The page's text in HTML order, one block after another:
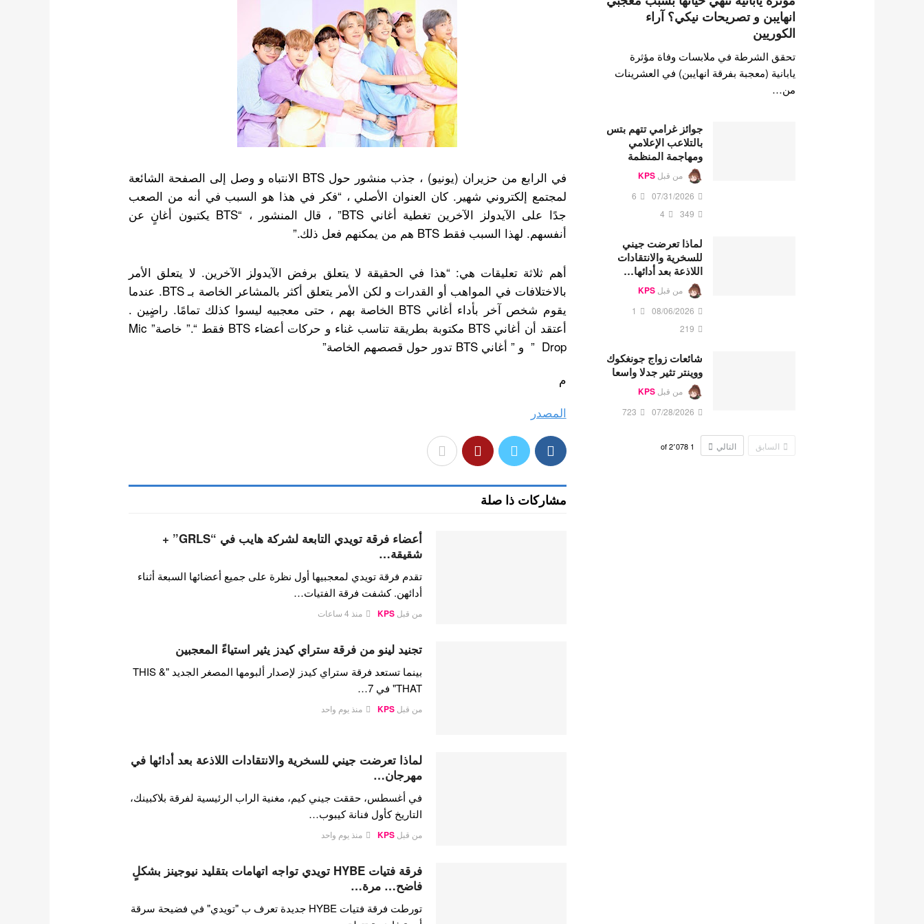
في الرابع من حزيران (يونيو) ، جذب منشور حول BTS الانتباه و وصل إلى الصفحة الشائعة
لمجتمع إلكتروني شهير. كان العنوان الأصلي ، “فكر في هذا هو السبب في أنه من الصعب
جدًا على الآيدولز الآخرين تغطية أغاني BTS” ، قال المنشور ، “BTS يكتبون أغانٍ عن
أنفسهم. لهذا السبب فقط BTS هم من يمكنهم فعل ذلك.”
أهم ثلاثة تعليقات هي: “هذا في الحقيقة لا يتعلق برفض الآيدولز الآخرين. لا يتعلق الأمر
بالاختلافات في المواهب أو القدرات و لكن الأمر يتعلق أكثر بالمشاعر الخاصة بـ BTS. عندما
يقوم شخص آخر بأداء أغاني BTS الخاصة بهم ، حتى معجبيه ليسوا كذلك تمامًا. راضٍين .
أعتقد أن أغاني BTS مكتوبة بطريقة تناسب غناء و حركات أعضاء BTS فقط “.” خاصة” Mic
Drop ” و ” أغاني BTS تدور حول قصصهم الخاصة”
م
المصدر
مشاركات ذا صلة
أعضاء فرقة تويدي التابعة لشركة هايب في “GRLS” +
شقيقة…
تقدم فرقة تويدي لمعجبيها أول نظرة على جميع أعضائها السبعة أثناء
أدائهن. كشفت فرقة الفتيات…
من قبلKPS منذ 4 ساعات
تجنيد لينو من فرقة ستراي كيدز يثير استياءً المعجبين
بينما تستعد فرقة ستراي كيدز لإصدار ألبومها المصغر الجديد "THIS &
THAT" في 7…
من قبلKPS منذ يوم واحد
لماذا تعرضت جيني للسخرية والانتقادات اللاذعة بعد أدائها في
مهرجان…
في أغسطس، حققت جيني كيم، مغنية الراب الرئيسية لفرقة بلاكبينك،
التاريخ كأول فنانة كيبوب…
من قبلKPS منذ يوم واحد
فرقة فتيات HYBE تويدي تواجه اتهامات بتقليد نيوجينز بشكلٍ
فاضح… مرة…
تورطت فرقة فتيات HYBE جديدة تعرف ب "تويدي" في فضيحة سرقة
انهايبن و تصريحات نيكي؟ آراء
الكوريين
تحقق الشرطة في ملابسات وفاة مؤثرة
يابانية (معجبة بفرقة انهايبن) في العشرينات
من…
جوائز غرامي تتهم بتس
بالتلاعب الإعلامي
ومهاجمة المنظمة
من قبل KPS
07/31/2026
6
349
4
لماذا تعرضت جيني
للسخرية والانتقادات
اللاذعة بعد أدائها…
من قبل KPS
08/06/2026
1
219
شائعات زواج جونغكوك
ووينتر تثير جدلا واسعا
من قبل KPS
07/28/2026
723
السابق التالي 1 2٬078